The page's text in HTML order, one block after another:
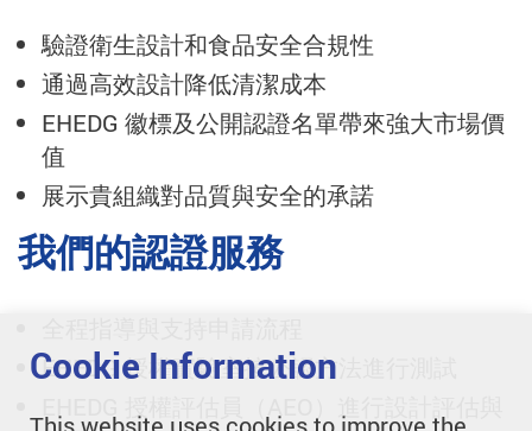
驗證衛生設計和食品安全合規性
通過高效設計降低清潔成本
EHEDG 徽標及公開認證名單帶來強大市場價
值
展示貴組織對品質與安全的承諾
我們的認證服務
EHEDG 授權實驗室按公認方法進行測試
Cookie Information